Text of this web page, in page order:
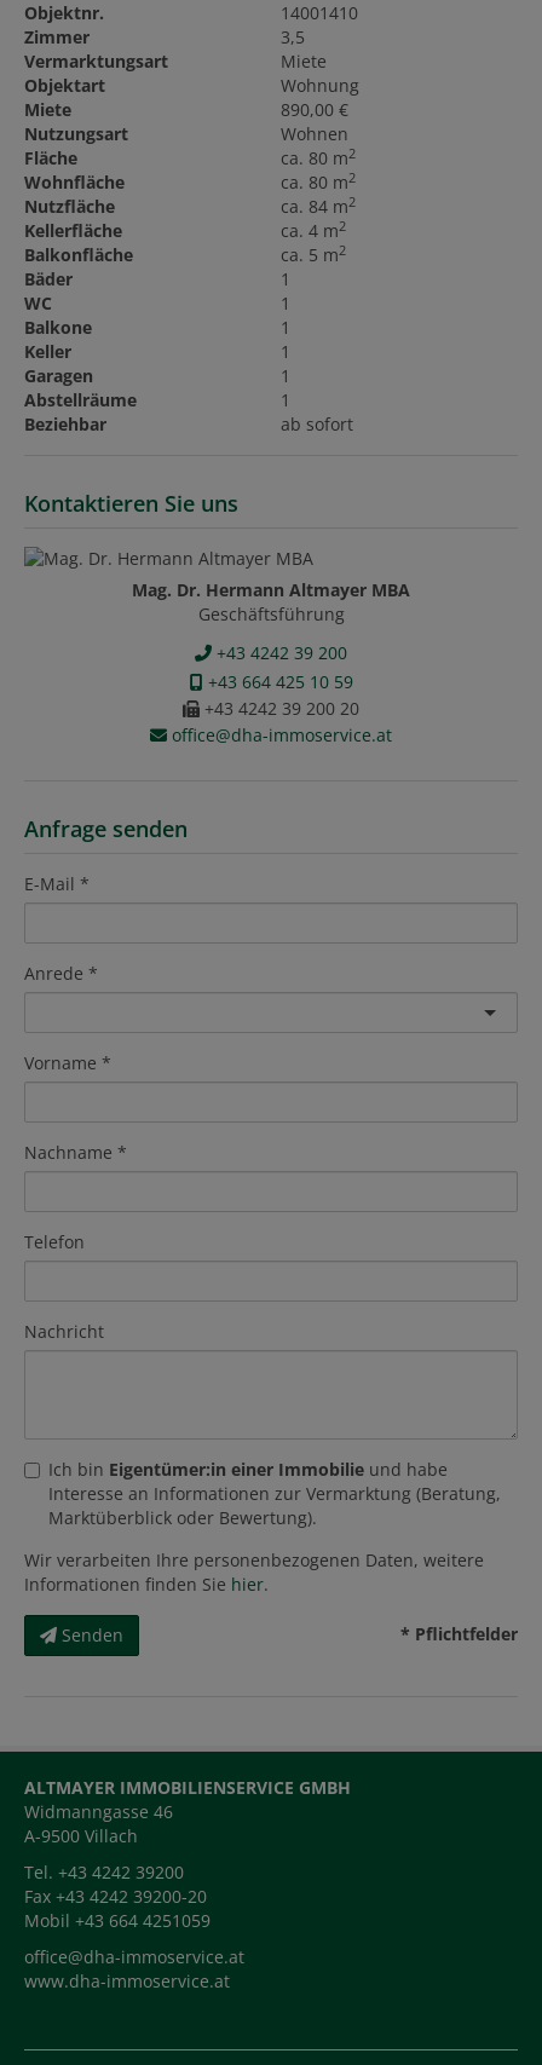
Objektnr.
14001410
Zimmer
3,5
Vermarktungsart
Miete
Objektart
Wohnung
Miete
890,00 €
Nutzungsart
Wohnen
Fläche
ca. 80 m2
Wohnfläche ca. 80 m2
Nutzfläche ca. 84 m2
Kellerfläche ca. 4 m2
Balkonfläche ca. 5 m2
Bäder
1
WC
1
Balkone
1
Keller
1
Garagen
1
Abstellräume
1
Beziehbar
ab sofort
Kontaktieren Sie uns
Mag. Dr. Hermann Altmayer MBA
Geschäftsführung
+43 4242 39 200
+43 664 425 10 59
+43 4242 39 200 20
office@dha-immoservice.at
Anfrage senden
E-Mail
Anrede
Vorname
Nachname
Telefon
Nachricht
Ich bin Eigentümer:in einer Immobilie und habe
Interesse an Informationen zur Vermarktung (Beratung,
Marktüberblick oder Bewertung).
Wir verarbeiten Ihre personenbezogenen Daten, weitere
Informationen finden Sie hier.
Senden * Pflichtfelder
ALTMAYER IMMOBILIENSERVICE GMBH
Widmanngasse 46
A-9500 Villach
Tel. +43 4242 39200
Fax +43 4242 39200-20
Mobil +43 664 4251059
office@dha-immoservice.at
www.dha-immoservice.at